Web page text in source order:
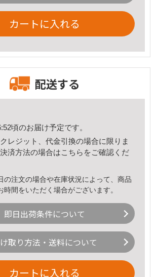
カートに入れる
配送する
頃のお届け予定です。
レジット、代金引換の場合に限りま
済方法の場合はこちら をご確認くだ
の注文の場合や在庫状況によって、商品
時間をいただく場合がございます。
即日出荷条件について
取り方法・送料について
カートに入れる